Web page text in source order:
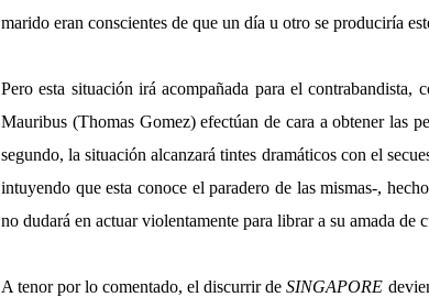
marido eran conscientes de que un día u otro se produciría
Pero esta situación irá acompañada para el
Mauribus (Thomas Gomez) efectúan de cara a obtener las
segundo, la situación alcanzará tintes dramáticos con el
intuyendo que esta conoce el paradero de las mismas-,
no dudará en actuar violentamente para librar a su amada de
A tenor por lo comentado, el discurrir deSINGAPORE